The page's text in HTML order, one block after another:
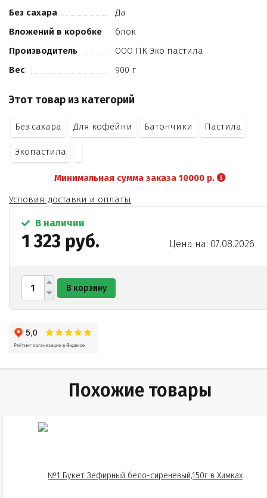
Без сахара
Да
Вложений в коробке
блок
Производитель
ООО ПК Эко пастила
Вес
900 г
Этот товар из категорий
Без сахара Для кофейни Батончики Пастила
Экопастила
Минимальная сумма заказа 10000 р.
Условия доставки и оплаты
В наличии
1 323 руб. Цена на: 07.08.2026
В корзину
Похожие товары